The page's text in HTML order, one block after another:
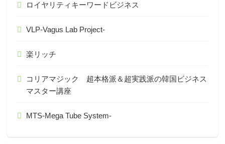
ロイヤリティキーワードビジネス
VLP-Vagus Lab Project-
楽リッチ
コリアマジック 超本格派＆超実践派の韓国ビジネス
マスター講座
MTS-Mega Tube System-